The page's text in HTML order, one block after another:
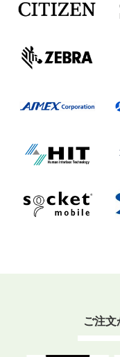
ご注